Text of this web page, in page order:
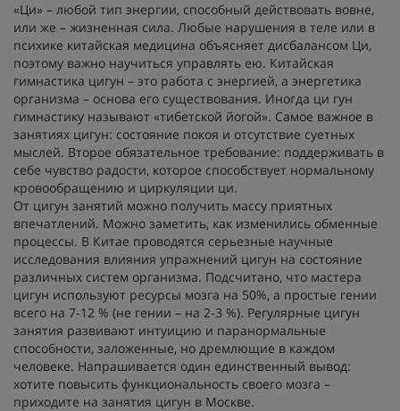
«Ци» – любой тип энергии, способный действовать вовне,
или же – жизненная сила. Любые нарушения в теле или в
психике китайская медицина объясняет дисбалансом Ци,
поэтому важно научиться управлять ею. Китайская
гимнастика цигун – это работа с энергией, а энергетика
организма – основа его существования. Иногда ци гун
гимнастику называют «тибетской йогой». Самое важное в
занятиях цигун: состояние покоя и отсутствие суетных
мыслей. Второе обязательное требование: поддерживать в
себе чувство радости, которое способствует нормальному
кровообращению и циркуляции ци.
От цигун занятий можно получить массу приятных
впечатлений. Можно заметить, как изменились обменные
процессы. В Китае проводятся серьезные научные
исследования влияния упражнений цигун на состояние
различных систем организма. Подсчитано, что мастера
цигун используют ресурсы мозга на 50%, а простые гении
всего на 7-12 % (не гении – на 2-3 %). Регулярные цигун
занятия развивают интуицию и паранормальные
способности, заложенные, но дремлющие в каждом
человеке. Напрашивается один единственный вывод:
хотите повысить функциональность своего мозга –
приходите на занятия цигун в Москве.